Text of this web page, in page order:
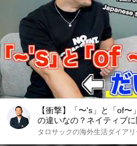
【衝撃】「〜's」と「of
の違いなの？ネイティブに
タロサックの海外生活ダイア